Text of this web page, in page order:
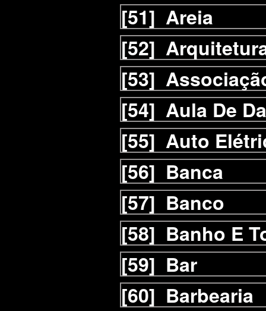
[51] Areia
[52]
[53]
[54] Aula De
[55] Auto
[56] Banca
[57] Banco
[58] Banho E
[59] Bar
[60] Barbearia